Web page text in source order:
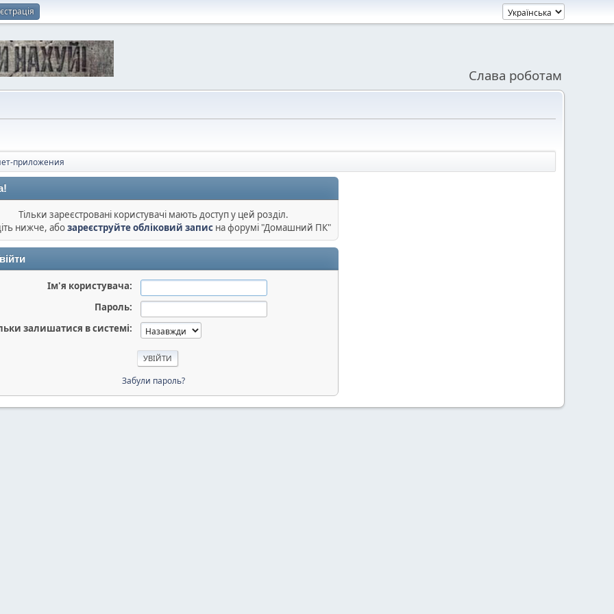
Слава роботам
приложения
Тільки зареєстровані користувачі мають доступ у цей розділ.
нижче, абозареєструйте обліковий записна форумі "Домашний ПК"
Ім'я користувача:
Пароль:
залишатися в системі:
Забули пароль?